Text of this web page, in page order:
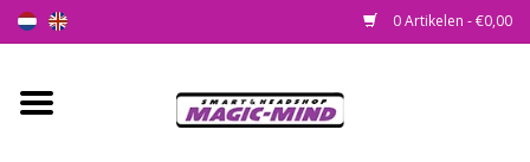
0 Artikelen - €0,00
Home